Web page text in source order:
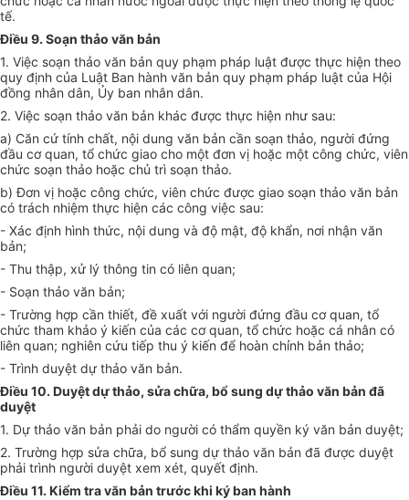
tế.
Điều 9. Soạn thảo văn bản
1. Việc soạn thảo văn bản quy phạm pháp luật được thực hiện theo
quy định của Luật Ban hành văn bản quy phạm pháp luật của Hội
đồng nhân dân, Ủy ban nhân dân.
2. Việc soạn thảo văn bản khác được thực hiện như sau:
a) Căn cứ tính chất, nội dung văn bản cần soạn thảo, người đứng
đầu cơ quan, tổ chức giao cho một đơn vị hoặc một công chức, viên
chức soạn thảo hoặc chủ trì soạn thảo.
b) Đơn vị hoặc công chức, viên chức được giao soạn thảo văn bản
có trách nhiệm thực hiện các công việc sau:
- Xác định hình thức, nội dung và độ mật, độ khẩn, nơi nhận văn
bản;
- Thu thập, xử lý thông tin có liên quan;
- Soạn thảo văn bản;
- Trường hợp cần thiết, đề xuất với người đứng đầu cơ quan, tổ
chức tham khảo ý kiến của các cơ quan, tổ chức hoặc cá nhân có
liên quan; nghiên cứu tiếp thu ý kiến để hoàn chỉnh bản thảo;
- Trình duyệt dự thảo văn bản.
Điều 10. Duyệt dự thảo, sửa chữa, bổ sung dự thảo văn bản đã
duyệt
1. Dự thảo văn bản phải do người có thẩm quyền ký văn bản duyệt;
2. Trường hợp sửa chữa, bổ sung dự thảo văn bản đã được duyệt
phải trình người duyệt xem xét, quyết định.
Điều 11. Kiểm tra văn bản trước khi ký ban hành